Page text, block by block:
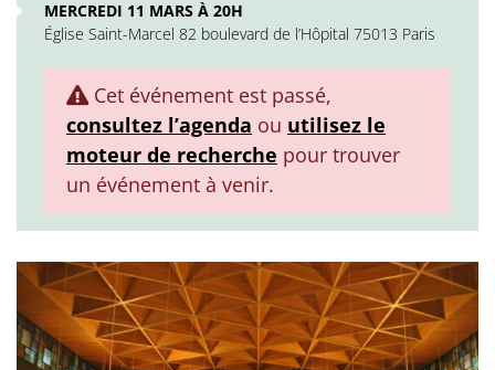
MERCREDI 11 MARS À 20H
Église Saint-Marcel 82 boulevard de l’Hôpital 75013 Paris
Cet événement est passé,
consultez l’agenda ou utilisez le
moteur de recherche pour trouver
un événement à venir.